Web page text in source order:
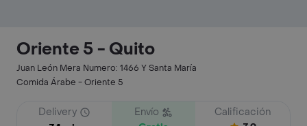
Oriente 5 - Quito
Juan León Mera Numero: 1466 Y Santa María
Comida Árabe - Oriente 5
Delivery
Envío
Calificación